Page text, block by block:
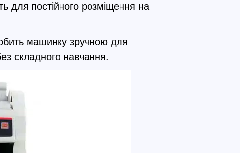
для постійного розміщення на
машинку зручною для
складного навчання.